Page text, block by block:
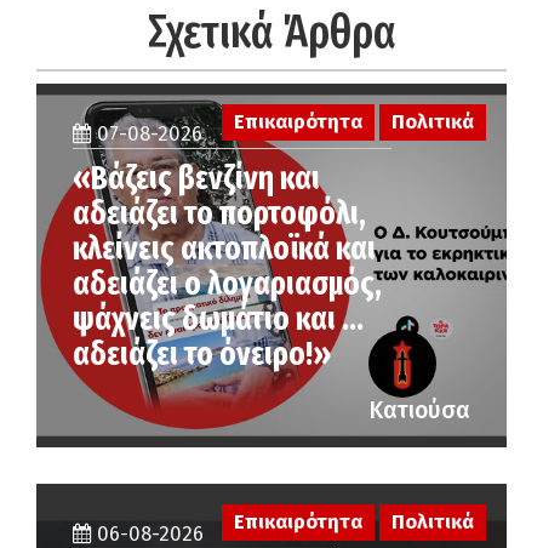
Σχετικά Άρθρα
Επικαιρότητα Πολιτικά
07-08-2026
«Βάζεις βενζίνη και
αδειάζει το πορτοφόλι,
κλείνεις ακτοπλοϊκά και
αδειάζει ο λογαριασμός,
ψάχνεις δωμάτιο και …
αδειάζει το όνειρο!»
Κατιούσα
06-08-2026
Επικαιρότητα Πολιτικά